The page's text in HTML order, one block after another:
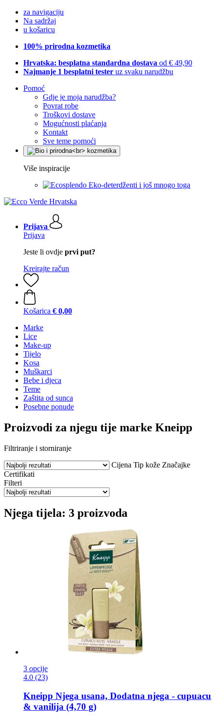
za navigaciju
Na sadržaj
u košaricu
100% prirodna kozmetika
Hrvatska: besplatna standardna dostava od € 49,90
Najmanje 1 besplatni tester uz svaku narudžbu
Pomoć
Gdje je moja narudžba?
Povrat robe
Troškovi dostave
Mogućnosti plaćanja
Kontakt
Sve teme pomoći
Više inspiracije
Eko-deterdženti i još mnogo toga
Prijava
Prijava
Jeste li ovdje prvi put?
Kreirajte račun
Košarica € 0,00
Marke
Lice
Make-up
Tijelo
Kosa
Muškarci
Bebe i djeca
Teme
Zaštita od sunca
Posebne ponude
Proizvodi za njegu tije marke Kneipp
Filtriranje i storniranje
Cijena Tip kože Značajke
Certifikati
Filteri
Njega tijela: 3 proizvoda
3 opcije
4.0 (23)
Kneipp Njega usana, Dodatna njega -​ cupuacu
& vanilija (4,70 g)